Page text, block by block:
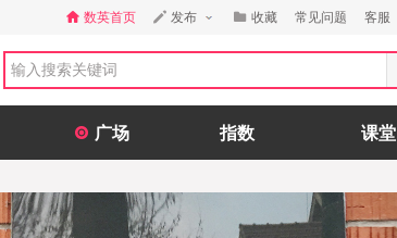
数英首页 发布 收藏 常见问题 客服
广场 指数 课堂